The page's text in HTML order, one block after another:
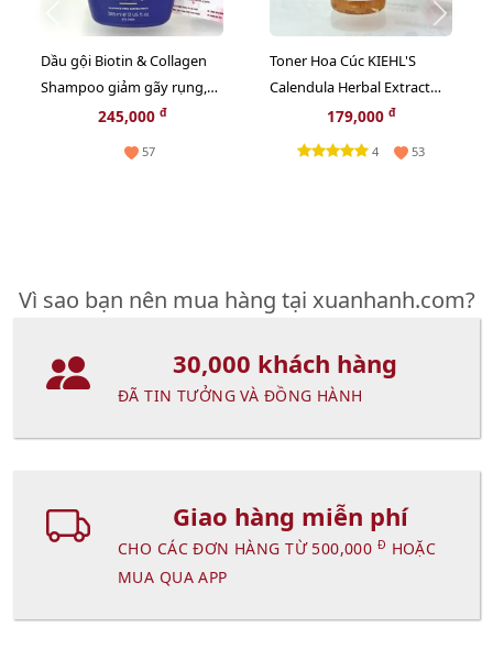
Dầu gội Biotin & Collagen
Shampoo giảm gãy rụng,
mềm mượt, bồng bềnh -
245,000 đ
57
Toner Hoa Cúc KIEHL'S
Calendula Herbal Extract
cân bằng độ ẩm và sạch
sâu - 40ml
179,000 đ
4 53
Vì sao bạn nên mua hàng tại xuanhanh.com?
30,000 khách hàng
ĐÃ TIN TƯỞNG VÀ ĐỒNG HÀNH
Giao hàng miễn phí
CHO CÁC ĐƠN HÀNG TỪ 500,000 Đ HOẶC
MUA QUA APP